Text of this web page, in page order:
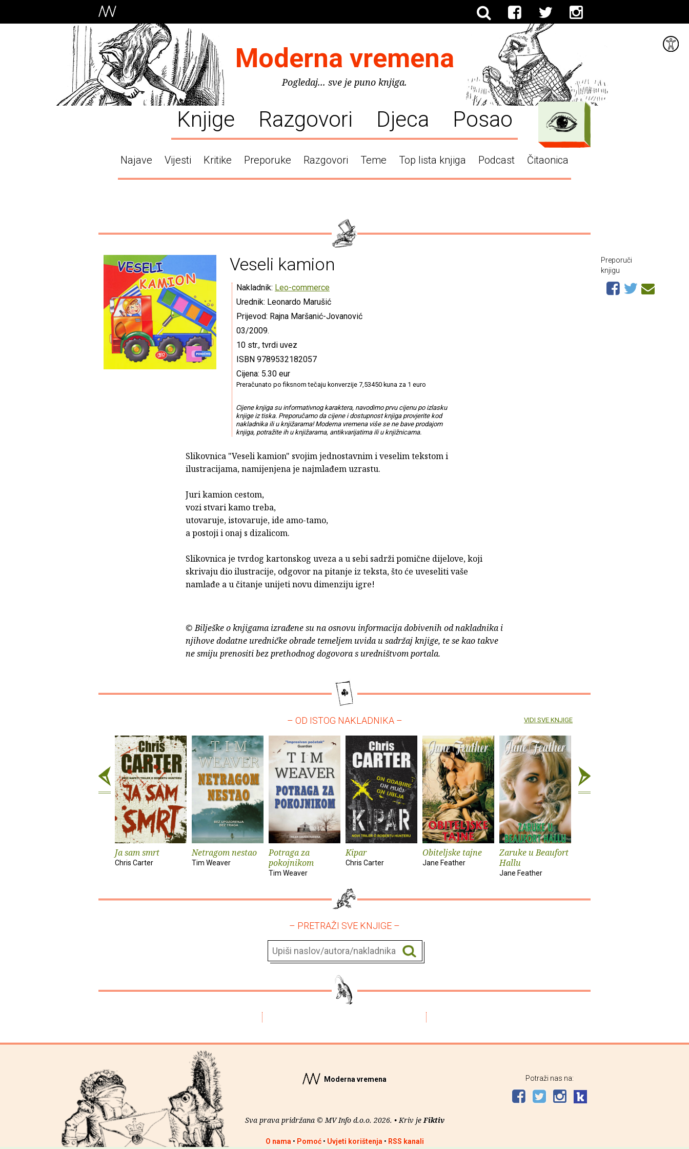
Moderna vremena
Pogledaj... sve je puno knjiga.
Knjige Razgovori Djeca Posao
Najave Vijesti Kritike Preporuke Razgovori Teme Top lista knjiga Podcast Čitaonica
Veseli kamion
Nakladnik: Leo-commerce
Urednik: Leonardo Marušić
Prijevod: Rajna Maršanić-Jovanović
03/2009.
10 str., tvrdi uvez
ISBN 9789532182057
Cijena: 5.30 eur
Preračunato po fiksnom tečaju konverzije 7,53450 kuna za 1 euro
Cijene knjiga su informativnog karaktera, navodimo prvu cijenu po izlasku
knjige iz tiska. Preporučamo da cijene i dostupnost knjiga provjerite kod
nakladnika ili u knjižarama! Moderna vremena više se ne bave prodajom
knjiga, potražite ih u knjižarama, antikvarijatima ili u knjižnicama.
Slikovnica "Veseli kamion" svojim jednostavnim i veselim tekstom i
ilustracijama, namijenjena je najmlađem uzrastu.
Juri kamion cestom,
vozi stvari kamo treba,
utovaruje, istovaruje, ide amo-tamo,
a postoji i onaj s dizalicom.
Slikovnica je tvrdog kartonskog uveza a u sebi sadrži pomične dijelove, koji
skrivaju dio ilustracije, odgovor na pitanje iz teksta, što će uveseliti vaše
namlađe a u čitanje unijeti novu dimenziju igre!
© Bilješke o knjigama izrađene su na osnovu informacija dobivenih od nakladnika i
njihove dodatne uredničke obrade temeljem uvida u sadržaj knjige, te se kao takve
ne smiju prenositi bez prethodnog dogovora s uredništvom portala.
Preporuči
knjigu
– OD ISTOG NAKLADNIKA –
Ja sam smrt
Chris Carter
Netragom nestao
Tim Weaver
Potraga za
pokojnikom
Tim Weaver
Kipar
Chris Carter
Obiteljske tajne
Jane Feather
Zaruke u Beaufort
Hallu
Jane Feather
VIDI SVE KNJIGE
– PRETRAŽI SVE KNJIGE –
Moderna vremena
Sva prava pridržana © MV Info d.o.o. 2026. • Kriv jeFiktiv
O nama• Pomoć• Uvjeti korištenja• RSS kanali
Potraži nas na: